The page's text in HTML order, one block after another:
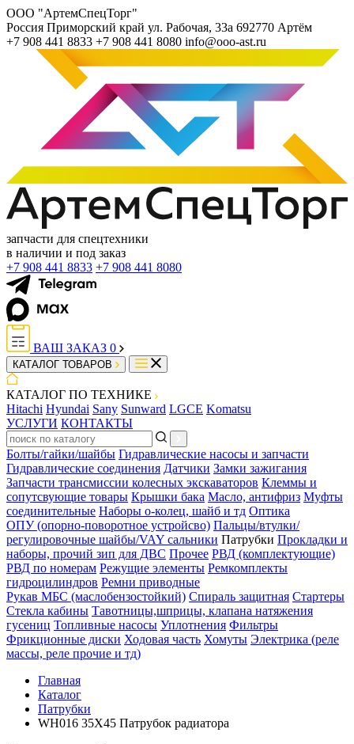
ООО "АртемСпецТорг"
Россия Приморский край ул. Рабочая, 33а 692770 Артём
+7 908 441 8833 +7 908 441 8080 info@ooo-ast.ru
запчасти для спецтехники
в наличии и под заказ
+7 908 441 8833 +7 908 441 8080
ВАШ ЗАКАЗ 0
КАТАЛОГ ТОВАРОВ
КАТАЛОГ ПО ТЕХНИКЕ
Hitachi Hyundai Sany Sunward LGCE Komatsu
УСЛУГИ КОНТАКТЫ
Болты/гайки/шайбы Гидравлические насосы и запчасти
Гидравлические соединения Датчики Замки зажигания
Запчасти трансмиссии колесных экскаваторов Клеммы и
сопутсвующие товары Крышки бака Масло, антифриз Муфты
соединительные Наборы о-колец, шайб и тд Оптика
ОПУ (опорно-поворотное устройсво) Пальцы/втулки/
регулировочные шайбы/VAY сальники Патрубки Прокладки и
наборы, прочий зип для ДВС Прочее РВД (комплектующие)
РВД по номерам Режущие элементы Ремкомплекты
гидроцилиндров Ремни приводные
Рукав МБС (маслобензостойкий) Спираль защитная Стартеры
Стекла кабины Тавотницы,шприцы, клапана натяжения
гусениц Топливные насосы Уплотнения Фильтры
Фрикционные диски Ходовая часть Хомуты Электрика (реле
массы, реле прочие и тд)
Главная
Каталог
Патрубки
WH016 35X45 Патрубок радиатора